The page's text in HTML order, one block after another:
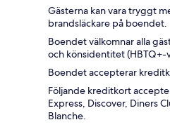
Gästerna kan vara tryggt
brandsläckare på boendet.
Boendet välkomnar alla
och könsidentitet (HBTQ+-
Boendet accepterar
Följande kreditkort
Express, Discover, Diners
Blanche.